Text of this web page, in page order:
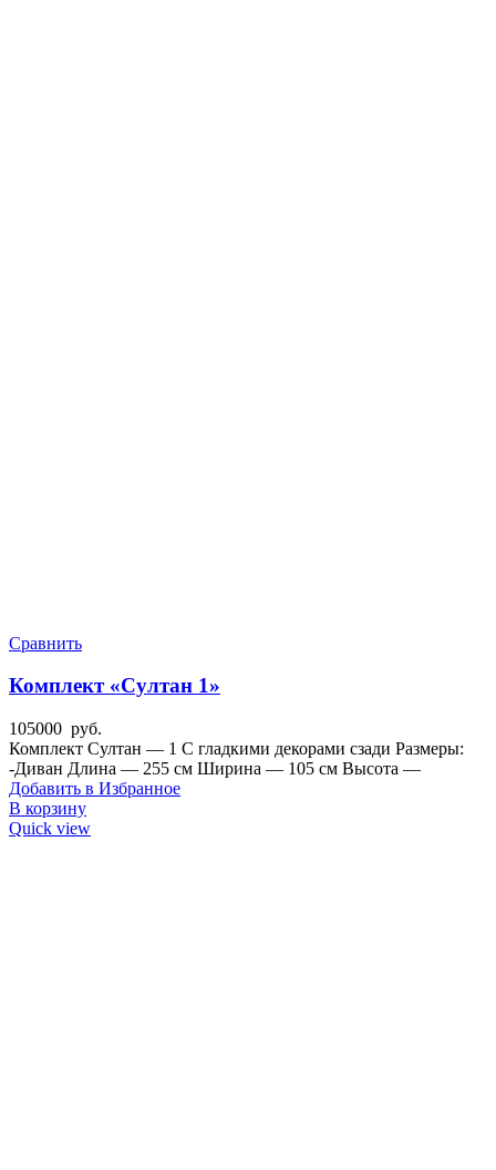
Сравнить
Комплект «Султан 1»
105000 руб.
Комплект Султан — 1 С гладкими декорами сзади Размеры:
-Диван Длина — 255 см Ширина — 105 см Высота —
Добавить в Избранное
В корзину
Quick view